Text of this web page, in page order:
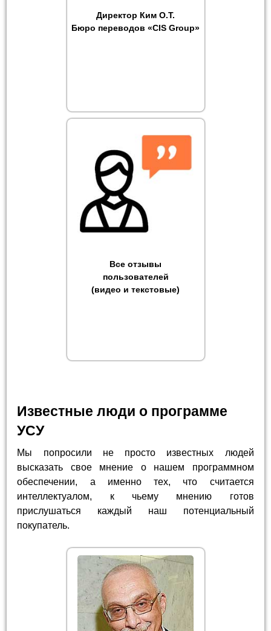
Директор Ким О.Т.
Бюро переводов «CIS Group»
Все отзывы
пользователей
(видео и текстовые)
Известные люди о программе
УСУ
Мы попросили не просто известных людей
высказать свое мнение о нашем программном
обеспечении, а именно тех, что считается
интеллектуалом, к чьему мнению готов
прислушаться каждый наш потенциальный
покупатель.